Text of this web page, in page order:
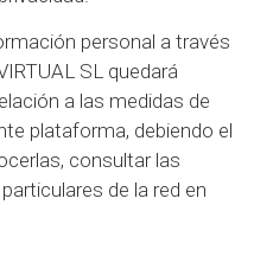
personal a través
SL quedará
a las medidas de
plataforma, debiendo el
consultar las
de la red en